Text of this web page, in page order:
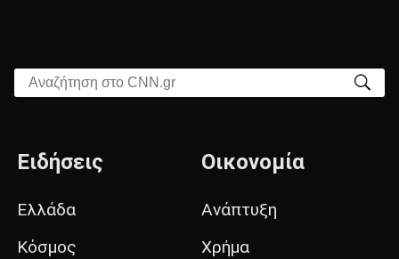
Αναζήτηση στο CNN.gr
Ειδήσεις
Ελλάδα
Κόσμος
Οικονομία
Ανάπτυξη
Χρήμα